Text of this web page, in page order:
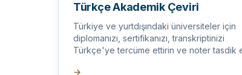
Türkçe Akademik Çeviri
Türkiye ve yurtdışındaki üniversiteler için
diplomanızı, sertifikanızı, transkriptinizi
Türkçe'ye tercüme ettirin ve noter tasdik
→